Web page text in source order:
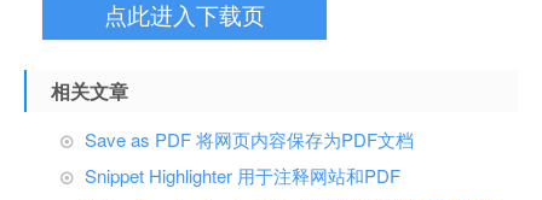
点此进入下载页
相关文章
Save as PDF 将网页内容保存为PDF文档
Snippet Highlighter 用于注释网站和PDF